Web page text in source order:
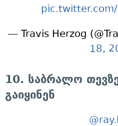
— Travis Herzog
18,
10. საბრალო
გაიყინენ